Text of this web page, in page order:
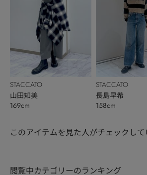
STACCATO
山田知美
169cm
STACCATO
長島早希
158cm
このアイテムを見た人がチェックし
閲覧中カテゴリーのランキング